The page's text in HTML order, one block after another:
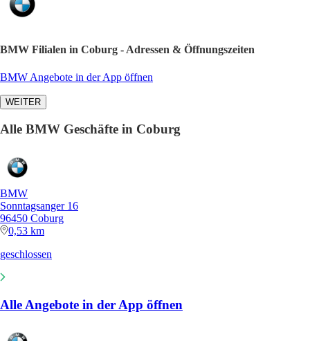
BMW Filialen in Coburg - Adressen & Öffnungszeiten
BMW Angebote in der App öffnen
WEITER
Alle BMW Geschäfte in Coburg
BMW
Sonntagsanger 16
96450 Coburg
0,53 km
geschlossen
Alle Angebote in der App öffnen